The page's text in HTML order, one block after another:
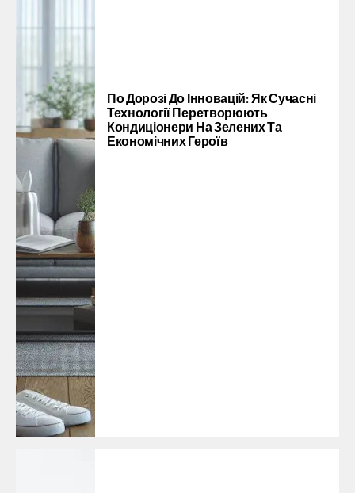
По Дорозі До Інновацій: Як Сучасні
Технології Перетворюють
Кондиціонери На Зелених Та
Економічних Героїв